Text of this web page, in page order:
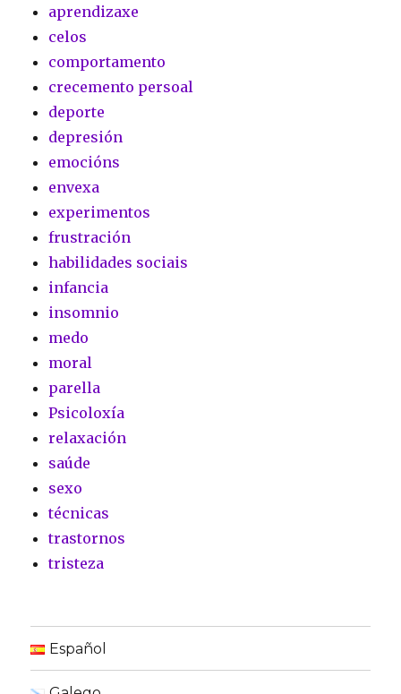
aprendizaxe
celos
comportamento
crecemento persoal
deporte
depresión
emocións
envexa
experimentos
frustración
habilidades sociais
infancia
insomnio
medo
moral
parella
Psicoloxía
relaxación
saúde
sexo
técnicas
trastornos
tristeza
Español